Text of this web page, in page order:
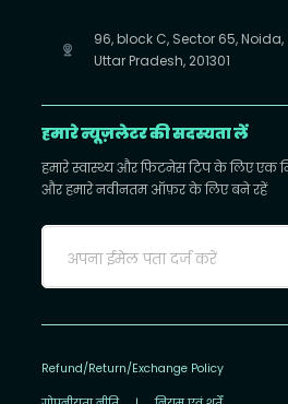
96, block C, Sector 65, Noida,
Uttar Pradesh, 201301
हमारे न्यूज़लेटर की सदस्यता लें
हमारे स्वास्थ्य और फिटनेस टिप के लिए एक
और हमारे नवीनतम ऑफ़र के लिए बने रहें
Refund/Return/Exchange Policy